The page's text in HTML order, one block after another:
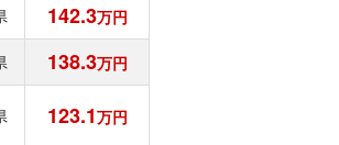
142.3万円
138.3万円
123.1万円